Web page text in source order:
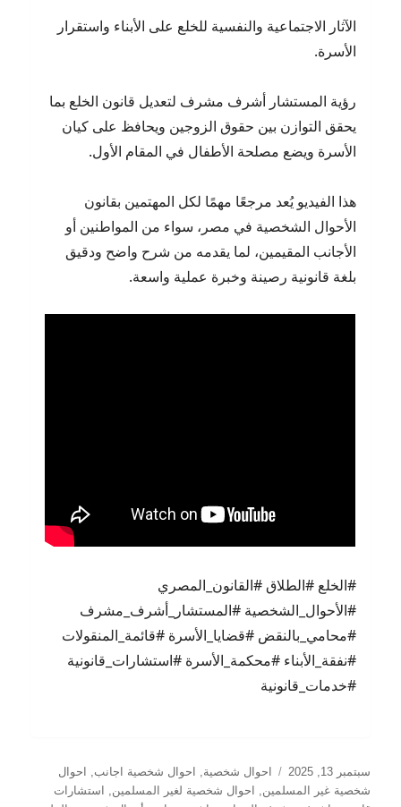
الآثار الاجتماعية والنفسية للخلع على الأبناء واستقرار
الأسرة.
رؤية المستشار أشرف مشرف لتعديل قانون الخلع بما
يحقق التوازن بين حقوق الزوجين ويحافظ على كيان
الأسرة ويضع مصلحة الأطفال في المقام الأول.
هذا الفيديو يُعد مرجعًا مهمًا لكل المهتمين بقانون
الأحوال الشخصية في مصر، سواء من المواطنين أو
الأجانب المقيمين، لما يقدمه من شرح واضح ودقيق
بلغة قانونية رصينة وخبرة عملية واسعة.
#الخلع #الطلاق #القانون_المصري
#الأحوال_الشخصية #المستشار_أشرف_مشرف
#محامي_بالنقض #قضايا_الأسرة #قائمة_المنقولات
#نفقة_الأبناء #محكمة_الأسرة #استشارات_قانونية
#خدمات_قانونية
نُشرت
في
سبتمبر 13, 2025 التصنيفات
احوال شخصية احوال شخصية اجانب
احوال
شخصية غير المسلمين
احوال شخصية لغير المسلمين
استشارات